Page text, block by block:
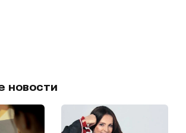
новости